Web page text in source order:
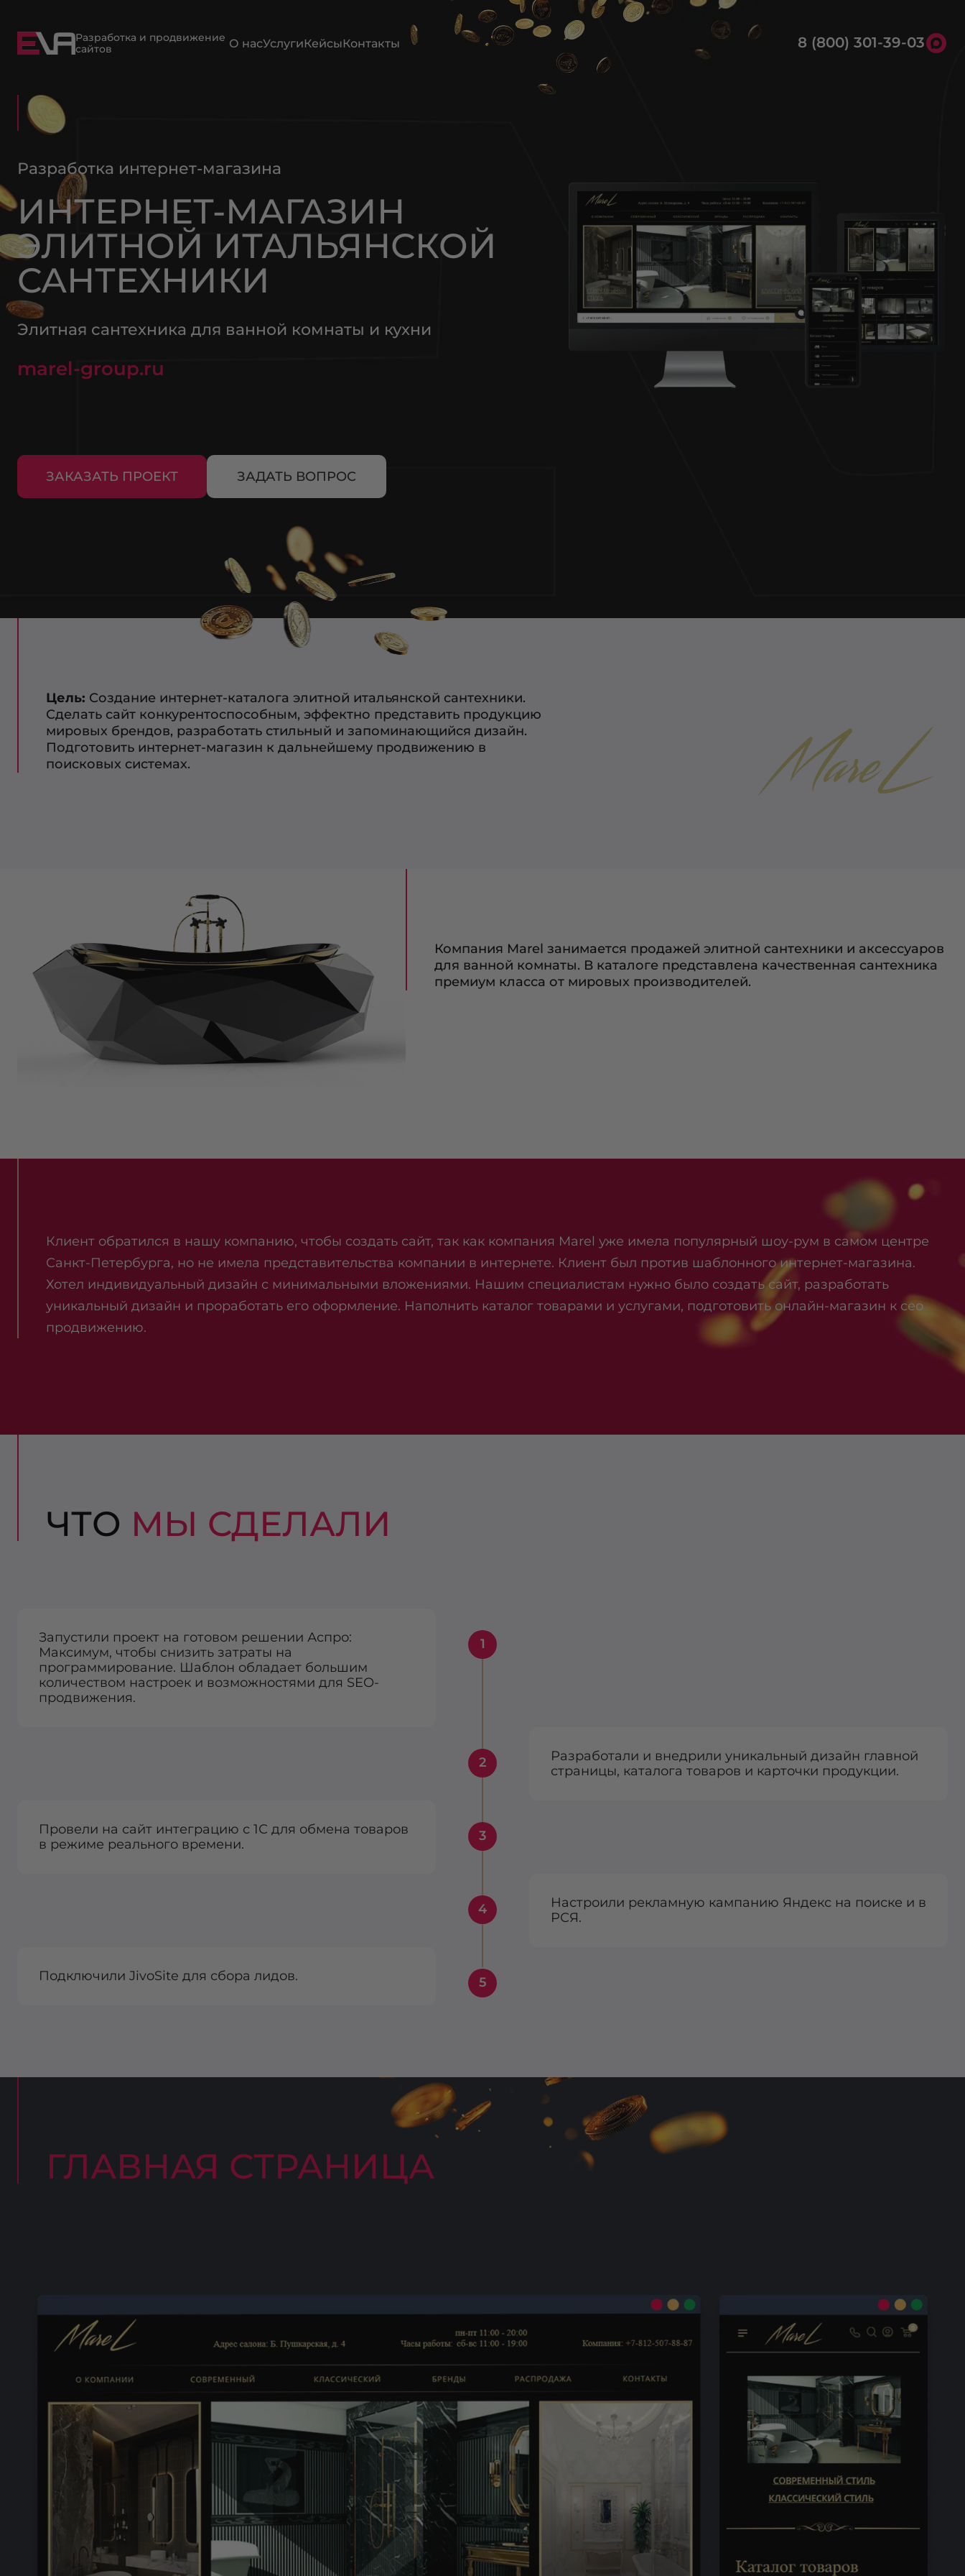
Разработка и продвижение
сайтов
О насУслугиКейсыКонтакты 8 (800) 301-39-03
Разработка интернет-магазина
ИНТЕРНЕТ-МАГАЗИН
ЭЛИТНОЙ ИТАЛЬЯНСКОЙ
САНТЕХНИКИ
Элитная сантехника для ванной комнаты и кухни
marel-group.ru
ЗАКАЗАТЬ ПРОЕКТ ЗАДАТЬ ВОПРОС
Цель: Создание интернет-каталога элитной итальянской сантехники.
Сделать сайт конкурентоспособным, эффектно представить продукцию
мировых брендов, разработать стильный и запоминающийся дизайн.
Подготовить интернет-магазин к дальнейшему продвижению в
поисковых системах.
Компания Marel занимается продажей элитной сантехники и аксессуаров
для ванной комнаты. В каталоге представлена качественная сантехника
премиум класса от мировых производителей.
Клиент обратился в нашу компанию, чтобы создать сайт, так как компания Marel уже имела популярный шоу-рум в самом центре
Санкт-Петербурга, но не имела представительства компании в интернете. Клиент был против шаблонного интернет-магазина.
Хотел индивидуальный дизайн с минимальными вложениями. Нашим специалистам нужно было создать сайт, разработать
уникальный дизайн и проработать его оформление. Наполнить каталог товарами и услугами, подготовить онлайн-магазин к сео
продвижению.
ЧТО МЫ СДЕЛАЛИ
1
Запустили проект на готовом решении Аспро:
Максимум, чтобы снизить затраты на
программирование. Шаблон обладает большим
количеством настроек и возможностями для SEO-
продвижения.
2
Разработали и внедрили уникальный дизайн главной
страницы, каталога товаров и карточки продукции.
3
Провели на сайт интеграцию с 1С для обмена товаров
в режиме реального времени.
4
Настроили рекламную кампанию Яндекс на поиске и в
РСЯ.
5
Подключили JivoSite для сбора лидов.
ГЛАВНАЯ СТРАНИЦА